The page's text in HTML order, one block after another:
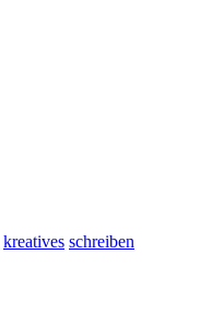
kreatives schreiben